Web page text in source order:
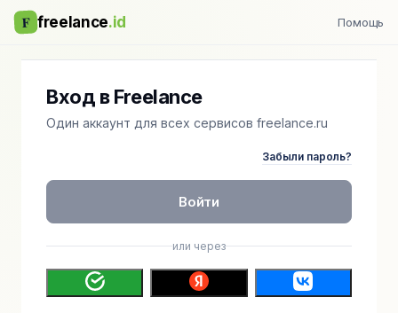
F freelance.id Помощь
Вход в Freelance
Один аккаунт для всех сервисов freelance.ru
Забыли пароль?
Войти
или через